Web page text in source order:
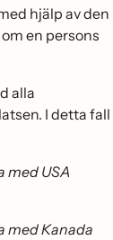
hjälp av den
en persons
alla
I detta fall
med USA
med Kanada